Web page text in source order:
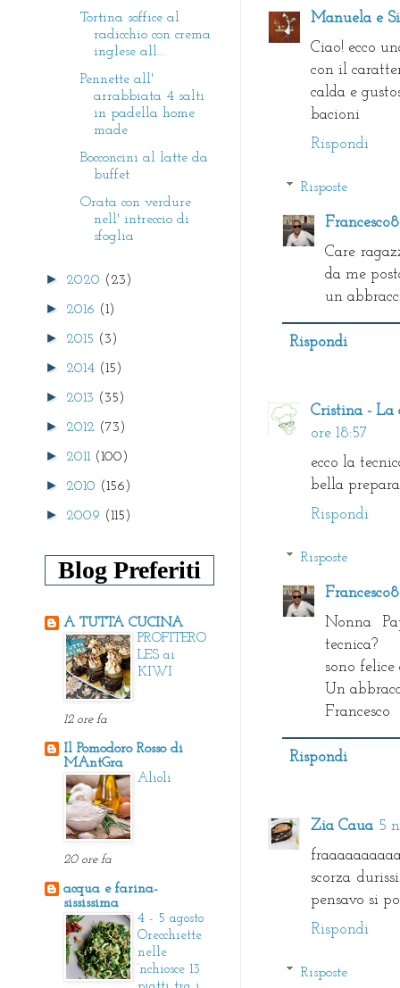
Manuela e
Ciao! ecco
con il
calda e
bacioni
Rispondi
Risposte
Care
da me
un
Rispondi
Cristina - La
ore 18:57
ecco la
bella
Rispondi
Risposte
Nonna
tecnica?
sono felice
Un
Francesco
Rispondi
Zia Caua 5
scorza
pensavo si
Rispondi
Risposte
Tortina soffice al
radicchio con crema
inglese all...
Pennette all'
arrabbiata 4 salti
in padella home
made
Bocconcini al latte da
buffet
Orata con verdure
nell' intreccio di
sfoglia
► 2020 (23)
► 2016 (1)
► 2015 (3)
► 2014 (15)
► 2013 (35)
► 2012 (73)
► 2011 (100)
► 2010 (156)
► 2009 (115)
Blog Preferiti
A TUTTA CUCINA
PROFITERO
LES ai
KIWI
12 ore fa
Il Pomodoro Rosso di
MAntGra
Alioli
20 ore fa
acqua e farina-
sississima
4 - 5 agosto
Orecchiette
nelle
‘nchiosce 13